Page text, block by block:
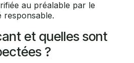
au préalable par le
responsable.
et quelles sont
?